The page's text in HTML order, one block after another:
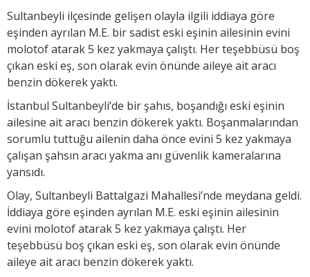
Sultanbeyli ilçesinde gelişen olayla ilgili iddiaya göre
eşinden ayrılan M.E. bir sadist eski eşinin ailesinin evini
molotof atarak 5 kez yakmaya çalıştı. Her teşebbüsü boş
çıkan eski eş, son olarak evin önünde aileye ait aracı
benzin dökerek yaktı.
İstanbul Sultanbeyli’de bir şahıs, boşandığı eski eşinin
ailesine ait aracı benzin dökerek yaktı. Boşanmalarından
sorumlu tuttuğu ailenin daha önce evini 5 kez yakmaya
çalışan şahsın aracı yakma anı güvenlik kameralarına
yansıdı.
Olay, Sultanbeyli Battalgazi Mahallesi’nde meydana geldi.
İddiaya göre eşinden ayrılan M.E. eski eşinin ailesinin
evini molotof atarak 5 kez yakmaya çalıştı. Her
teşebbüsü boş çıkan eski eş, son olarak evin önünde
aileye ait aracı benzin dökerek yaktı.